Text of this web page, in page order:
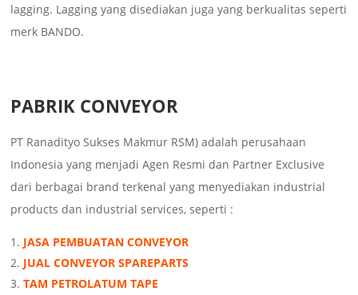
lagging. Lagging yang disediakan juga yang berkualitas seperti
merk BANDO.
PABRIK CONVEYOR
PT Ranadityo Sukses Makmur RSM) adalah perusahaan
Indonesia yang menjadi Agen Resmi dan Partner Exclusive
dari berbagai brand terkenal yang menyediakan industrial
products dan industrial services, seperti :
JASA PEMBUATAN CONVEYOR
JUAL CONVEYOR SPAREPARTS
TAM PETROLATUM TAPE